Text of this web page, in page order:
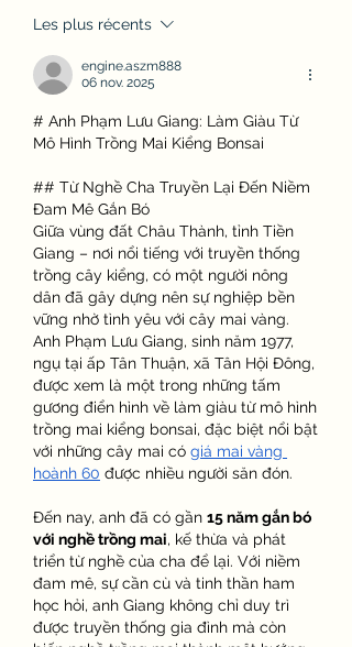
Les plus récents
engine.aszm888
06 nov. 2025
# Anh Phạm Lưu Giang: Làm Giàu Từ
Mô Hình Trồng Mai Kiểng Bonsai
## Từ Nghề Cha Truyền Lại Đến Niềm
Đam Mê Gắn Bó
Giữa vùng đất Châu Thành, tỉnh Tiền
Giang – nơi nổi tiếng với truyền thống
trồng cây kiểng, có một người nông
dân đã gây dựng nên sự nghiệp bền
vững nhờ tình yêu với cây mai vàng.
Anh Phạm Lưu Giang, sinh năm 1977,
ngụ tại ấp Tân Thuận, xã Tân Hội Đông,
được xem là một trong những tấm
gương điển hình về làm giàu từ mô hình
trồng mai kiểng bonsai, đặc biệt nổi bật
với những cây mai có giá mai vàng
hoành 60 được nhiều người săn đón.
Đến nay, anh đã có gần 15 năm gắn bó
với nghề trồng mai, kế thừa và phát
triển từ nghề của cha để lại. Với niềm
đam mê, sự cần cù và tinh thần ham
học hỏi, anh Giang không chỉ duy trì
được truyền thống gia đình mà còn